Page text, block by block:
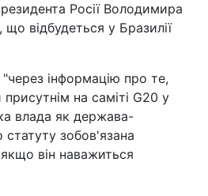
Росії Володимира
що відбудеться у Бразилії
інформацію про те,
на саміті G20 у
влада як держава-
зобов'язана
він наважиться